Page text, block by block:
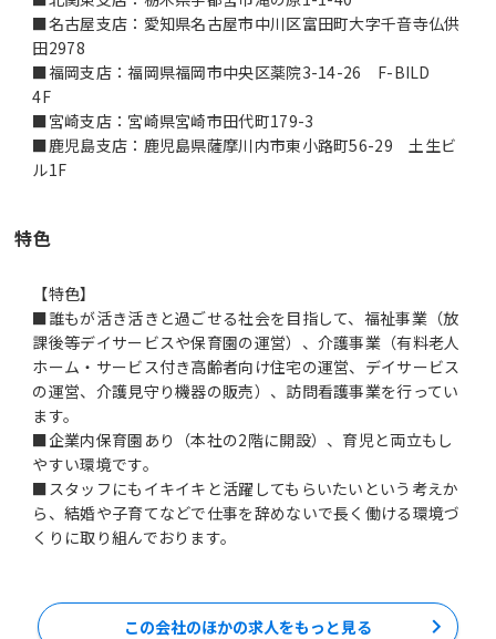
■名古屋支店：愛知県名古屋市中川区富田町大字千音寺仏供
田2978
■福岡支店：福岡県福岡市中央区薬院3-14-26 F-BILD
4F
■宮崎支店：宮崎県宮崎市田代町179-3
■鹿児島支店：鹿児島県薩摩川内市東小路町56-29 土生ビ
ル1F
特色
【特色】
■誰もが活き活きと過ごせる社会を目指して、福祉事業（放
課後等デイサービスや保育園の運営）、介護事業（有料老人
ホーム・サービス付き高齢者向け住宅の運営、デイサービス
の運営、介護見守り機器の販売）、訪問看護事業を行ってい
ます。
■企業内保育園あり（本社の2階に開設）、育児と両立もし
やすい環境です。
■スタッフにもイキイキと活躍してもらいたいという考えか
ら、結婚や子育てなどで仕事を辞めないで長く働ける環境づ
くりに取り組んでおります。
この会社のほかの求人をもっと見る